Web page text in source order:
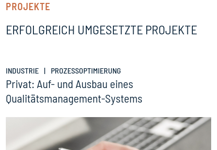
PROJEKTE
ERFOLGREICH UMGESETZTE PROJEKTE
INDUSTRIE | PROZESSOPTIMIERUNG
Privat: Auf- und Ausbau eines
Qualitätsmanagement-Systems